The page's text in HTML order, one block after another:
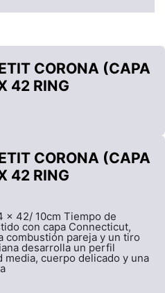
CORONA (CAPA
42 RING
CORONA (CAPA
42 RING
x 42/ 10cm Tiempo de
con capa Connecticut,
combustión pareja y un tiro
desarrolla un perfil
cuerpo delicado y una